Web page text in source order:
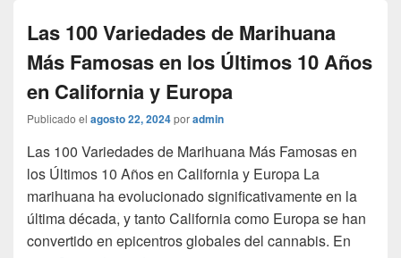
Las 100 Variedades de Marihuana
Más Famosas en los Últimos 10 Años
en California y Europa
Publicado el agosto 22, 2024poradmin
Las 100 Variedades de Marihuana Más Famosas en
los Últimos 10 Años en California y Europa La
marihuana ha evolucionado significativamente en la
última década, y tanto California como Europa se han
convertido en epicentros globales del cannabis. En